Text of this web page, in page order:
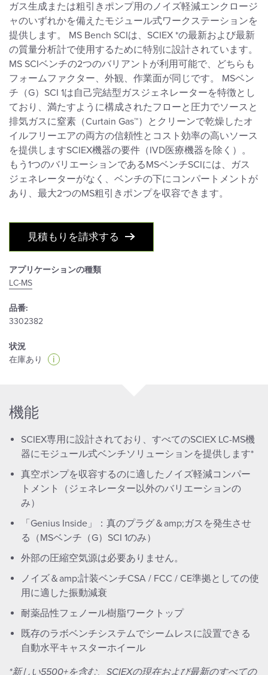
アプリケーションの種類
LC-MS
品番:
3302382
状況
在庫あり
i
ガス生成または粗引きポンプ用のノイズ軽減エンクロージ
ャのいずれかを備えたモジュール式ワークステーションを
提供します。 MS Bench SCIは、SCIEX *の最新および最新
の質量分析計で使用するために特別に設計されています。
MS SCIベンチの2つのバリアントが利用可能で、どちらも
フォームファクター、外観、作業面が同じです。 MSベン
チ（G）SCI 1は自己完結型ガスジェネレーターを特徴とし
ており、満たすように構成されたフローと圧力でソースと
排気ガスに窒素（Curtain Gas™）とクリーンで乾燥したオ
イルフリーエアの両方の信頼性とコスト効率の高いソース
を提供しますSCIEX機器の要件（IVD医療機器を除く）。
もう1つのバリエーションであるMSベンチSCIには、ガス
ジェネレーターがなく、ベンチの下にコンパートメントが
あり、最大2つのMS粗引きポンプを収容できます。
見積もりを請求する
機能
SCIEX専用に設計されており、すべてのSCIEX LC-MS機
器にモジュール式ベンチソリューションを提供します*
真空ポンプを収容するのに適したノイズ軽減コンパー
トメント（ジェネレーター以外のバリエーションの
み）
「Genius Inside」：真のプラグ＆amp;ガスを発生させ
る（MSベンチ（G）SCI 1のみ）
外部の圧縮空気源は必要ありません。
ノイズ＆amp;計装ベンチCSA / FCC / CE準拠としての使
用に適した振動減衰
耐薬品性フェノール樹脂ワークトップ
既存のラボベンチシステムでシームレスに設置できる
自動水平キャスターホイール
*新しい5500+を含む、SCIEXの現在および最新のすべての